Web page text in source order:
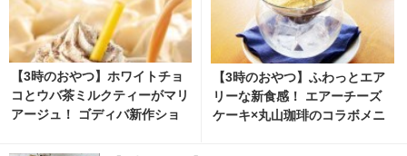
【3時のおやつ】ホワイトチョ
コとウバ茶ミルクティーがマリ
アージュ！ ゴディバ新作ショ
【3時のおやつ】ふわっとエア
リーな新食感！ エアーチーズ
ケーキ×丸山珈琲のコラボメニ